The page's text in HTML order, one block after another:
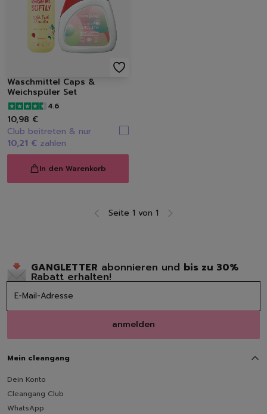
Waschmittel Caps &
Weichspüler Set
4.6
10,98 €
Club beitreten & nur
10,21 € zahlen
In den Warenkorb
Seite 1 von 1
GANGLETTER abonnieren und bis zu 30%
Rabatt erhalten!
anmelden
Mein cleangang
Dein Konto
Cleangang Club
WhatsApp